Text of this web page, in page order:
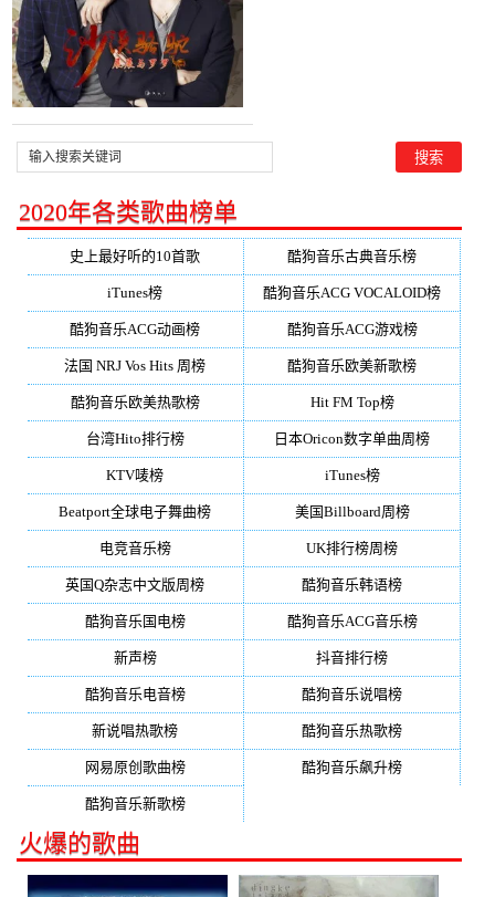
2020年各类歌曲榜单
史上最好听的10首歌 酷狗音乐古典音乐榜
iTunes榜 酷狗音乐ACG VOCALOID榜
酷狗音乐ACG动画榜 酷狗音乐ACG游戏榜
法国 NRJ Vos Hits 周榜 酷狗音乐欧美新歌榜
酷狗音乐欧美热歌榜 Hit FM Top榜
台湾Hito排行榜 日本Oricon数字单曲周榜
KTV唛榜 iTunes榜
Beatport全球电子舞曲榜 美国Billboard周榜
电竞音乐榜 UK排行榜周榜
英国Q杂志中文版周榜 酷狗音乐韩语榜
酷狗音乐国电榜 酷狗音乐ACG音乐榜
新声榜 抖音排行榜
酷狗音乐电音榜 酷狗音乐说唱榜
新说唱热歌榜 酷狗音乐热歌榜
网易原创歌曲榜 酷狗音乐飙升榜
酷狗音乐新歌榜
火爆的歌曲